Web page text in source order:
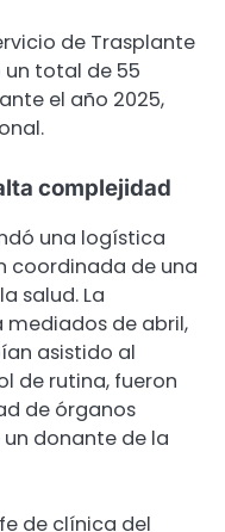
de Trasplante
total de 55
el año 2025,
complejidad
una logística
coordinada de una
salud. La
mediados de abril,
asistido al
de rutina, fueron
de órganos
donante de la
de clínica del